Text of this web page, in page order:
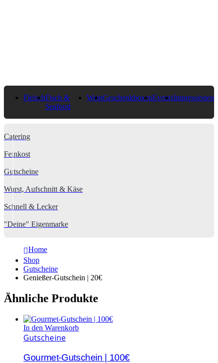
FleischFisch &
Seafood
WeinGeschenkboxenEventsImpressionen
Catering
Feinkost
Gutscheine
Wurst, Aufschnitt & Käse
Schnell & Lecker
"Deine" Eigenmarke
Home
Shop
Gutscheine
Genießer-Gutschein | 20€
Ähnliche Produkte
In den Warenkorb
Gutscheine
Gourmet-Gutschein | 100€